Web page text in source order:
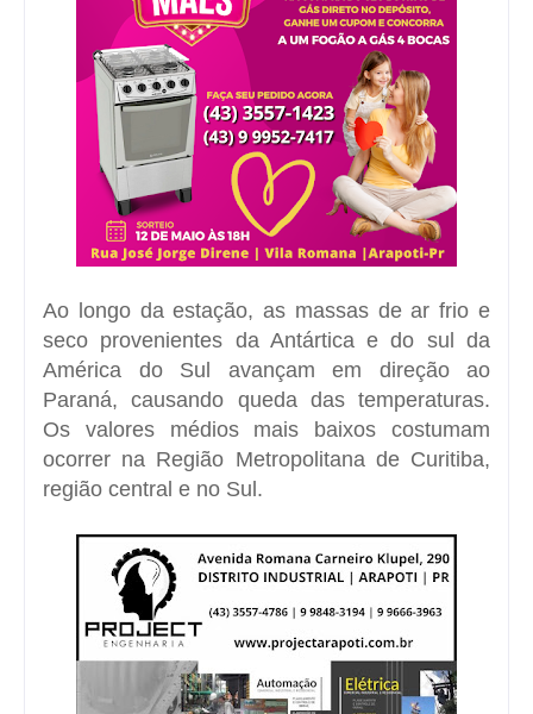
Ao longo da estação, as massas de ar frio e
seco provenientes da Antártica e do sul da
América do Sul avançam em direção ao
Paraná, causando queda das temperaturas.
Os valores médios mais baixos costumam
ocorrer na Região Metropolitana de Curitiba,
região central e no Sul.